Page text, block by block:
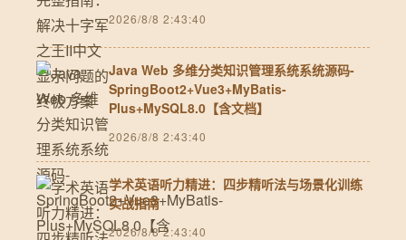
2026/8/8 2:43:40
Java Web 多维分类知识管理系统系统源码-
SpringBoot2+Vue3+MyBatis-
Plus+MySQL8.0【含文档】
2026/8/8 2:43:40
学术英语听力精进：四步精听法与场景化训练
实战指南
2026/8/8 2:43:40